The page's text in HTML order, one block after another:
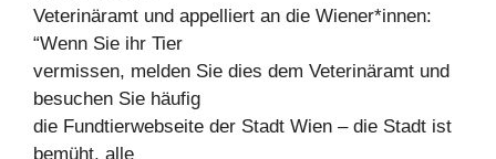
Veterinäramt und appelliert an die Wiener*innen:
“Wenn Sie ihr Tier
vermissen, melden Sie dies dem Veterinäramt und
besuchen Sie häufig
die Fundtierwebseite der Stadt Wien – die Stadt ist
bemüht, alle